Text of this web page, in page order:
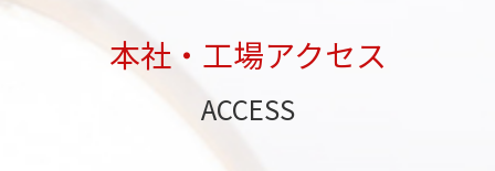
本社・工場アクセス
ACCESS